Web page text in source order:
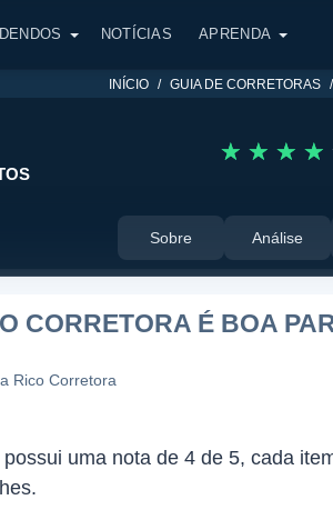
NOTÍCIAS APRENDA
INÍCIO GUIA DE CORRETORAS
☆ ☆ ☆ ☆
Sobre Análise
CORRETORA É BOA
Rico Corretora
uma nota de 4 de 5, cada